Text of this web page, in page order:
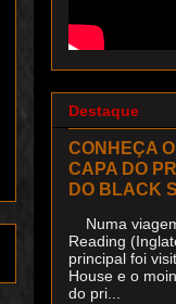
Destaque
CONHEÇA
CAPA DO
DO BLACK
Numa
Reading
principal foi
House e o
do pri...